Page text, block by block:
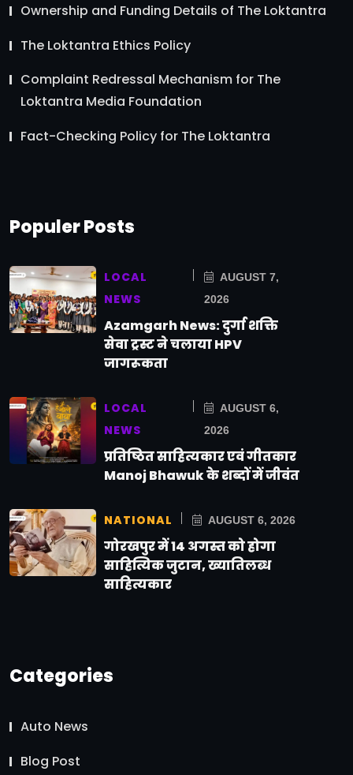
Ownership and Funding Details of The Loktantra
The Loktantra Ethics Policy
Complaint Redressal Mechanism for The
Loktantra Media Foundation
Fact-Checking Policy for The Loktantra
Populer Posts
LOCAL
NEWS
AUGUST 7,
2026
Azamgarh News: दुर्गा शक्ति
सेवा ट्रस्ट ने चलाया HPV
जागरूकता
LOCAL
NEWS
AUGUST 6,
2026
प्रतिष्ठित साहित्यकार एवं गीतकार
Manoj Bhawuk के शब्दों में जीवंत
NATIONAL AUGUST 6, 2026
गोरखपुर में 14 अगस्त को होगा
साहित्यिक जुटान, ख्यातिलब्ध
साहित्यकार
Categories
Auto News
Blog Post